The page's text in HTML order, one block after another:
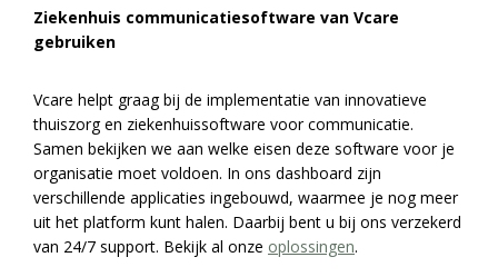
Ziekenhuis communicatiesoftware van Vcare
gebruiken
Vcare helpt graag bij de implementatie van innovatieve
thuiszorg en ziekenhuissoftware voor communicatie.
Samen bekijken we aan welke eisen deze software voor je
organisatie moet voldoen. In ons dashboard zijn
verschillende applicaties ingebouwd, waarmee je nog meer
uit het platform kunt halen. Daarbij bent u bij ons verzekerd
van 24/7 support. Bekijk al onze oplossingen.